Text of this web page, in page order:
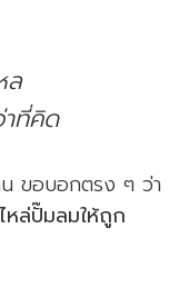
ล
ที่คิด
น ขอบอกตรง ๆ ว่า
หล่ปั๊มลมให้ถูก